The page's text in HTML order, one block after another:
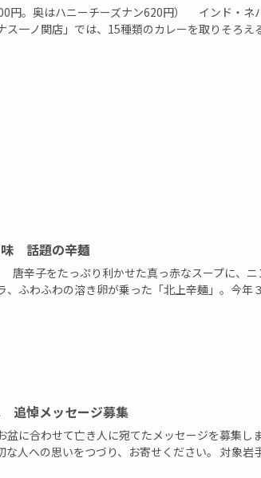
円。奥はハニーチーズナン620円） インド・ネ
ス一ノ関店」では、15種類のカレーを取りそろえ
味 話題の辛麺
辛子をたっぷり利かせた真っ赤なスープに、ニ
、ふわふわの溶き卵が乗った「北上辛麺」。今年
追悼メッセージ募集
に合わせて亡き人に宛てたメッセージを募集し
な人への思いをつづり、お寄せください。 対象岩